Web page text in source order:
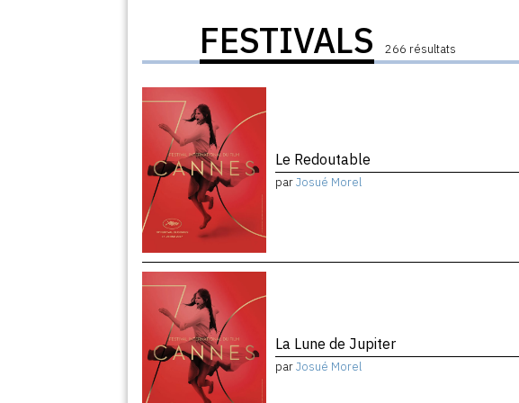
FESTIVALS 266 résultats
Le Redoutable
parJosué Morel
La Lune de Jupiter
parJosué Morel